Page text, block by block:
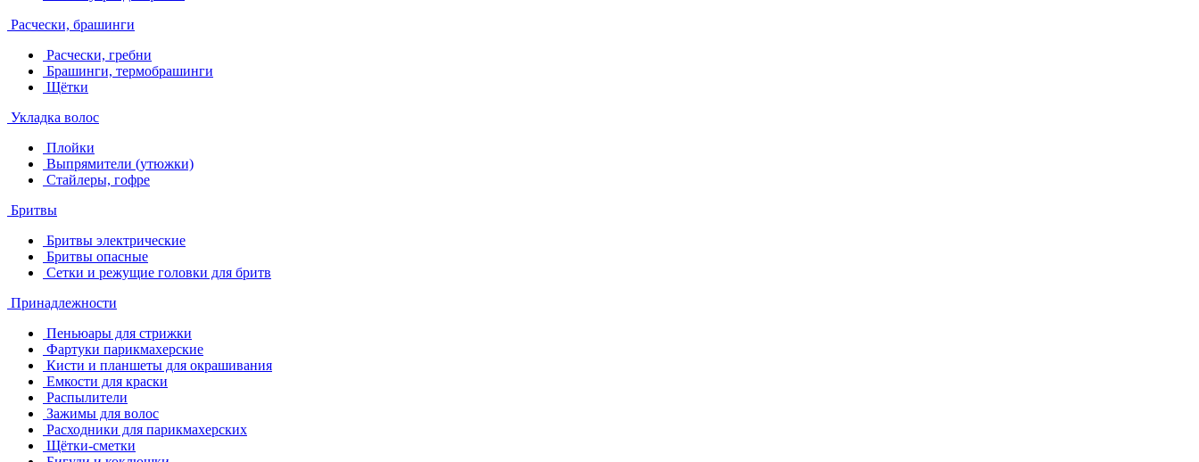
Расчески, брашинги
Расчески, гребни
Брашинги, термобрашинги
Щётки
Укладка волос
Плойки
Выпрямители (утюжки)
Стайлеры, гофре
Бритвы
Бритвы электрические
Бритвы опасные
Сетки и режущие головки для бритв
Принадлежности
Пеньюары для стрижки
Фартуки парикмахерские
Кисти и планшеты для окрашивания
Емкости для краски
Распылители
Зажимы для волос
Расходники для парикмахерских
Щётки-сметки